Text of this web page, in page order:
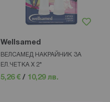
Wellsamed
ВЕЛСАМЕД НАКРАЙНИК ЗА
ЕЛ.ЧЕТКА Х 2*
5,26 € / 10,29 лв.